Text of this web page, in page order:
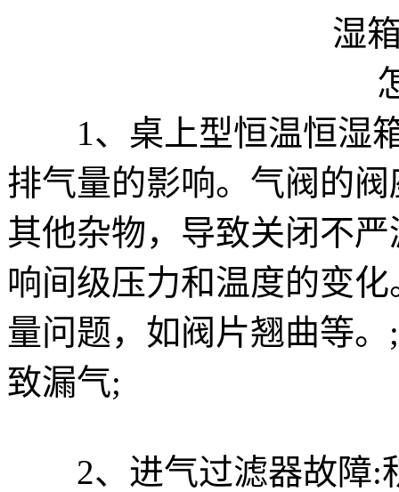
1、桌上型恒温恒湿箱
排气量的影响。气阀的
其他杂物，导致关闭不
响间级压力和温度的变
量问题，如阀片翘曲等
致漏气;
2、进气过滤器故障: